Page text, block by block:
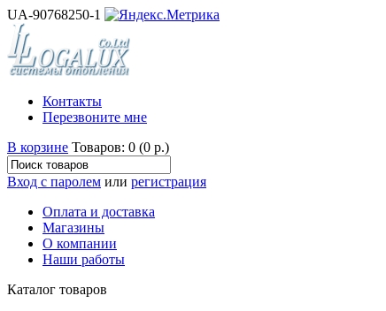
UA-90768250-1
Контакты
Перезвоните мне
В корзине Товаров: 0 (0 р.)
Вход с паролем или регистрация
Оплата и доставка
Магазины
О компании
Наши работы
Каталог товаров